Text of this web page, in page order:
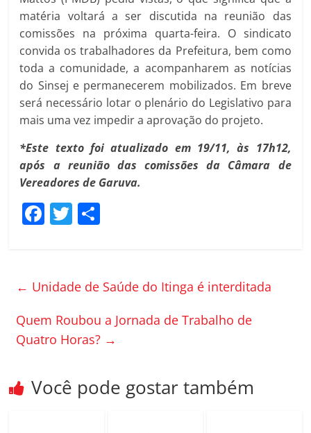
matéria voltará a ser discutida na reunião das
comissões na próxima quarta-feira. O sindicato
convida os trabalhadores da Prefeitura, bem como
toda a comunidade, a acompanharem as notícias
do Sinsej e permanecerem mobilizados. Em breve
será necessário lotar o plenário do Legislativo para
mais uma vez impedir a aprovação do projeto.
*Este texto foi atualizado em 19/11, às 17h12,
após a reunião das comissões da Câmara de
Vereadores de Garuva.
F
e
o
o
T
er p
til
h
← Unidade de Saúde do Itinga é interditada
Quem Roubou a Jornada de Trabalho de
Quatro Horas? →
Você pode gostar também